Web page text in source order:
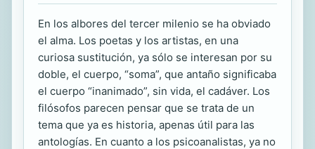
En los albores del tercer milenio se ha obviado
el alma. Los poetas y los artistas, en una
curiosa sustitución, ya sólo se interesan por su
doble, el cuerpo, “soma”, que antaño significaba
el cuerpo “inanimado”, sin vida, el cadáver. Los
filósofos parecen pensar que se trata de un
tema que ya es historia, apenas útil para las
antologías. En cuanto a los psicoanalistas, ya no